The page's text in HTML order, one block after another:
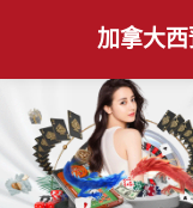
加拿大